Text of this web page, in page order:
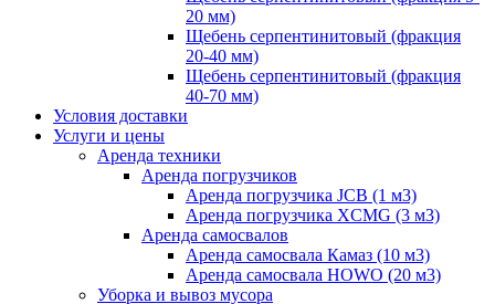
20 мм)
Щебень серпентинитовый (фракция
20-40 мм)
Щебень серпентинитовый (фракция
40-70 мм)
Условия доставки
Услуги и цены
Аренда техники
Аренда погрузчиков
Аренда погрузчика JCB (1 м3)
Аренда погрузчика XCMG (3 м3)
Аренда самосвалов
Аренда самосвала Камаз (10 м3)
Аренда самосвала HOWO (20 м3)
Уборка и вывоз мусора